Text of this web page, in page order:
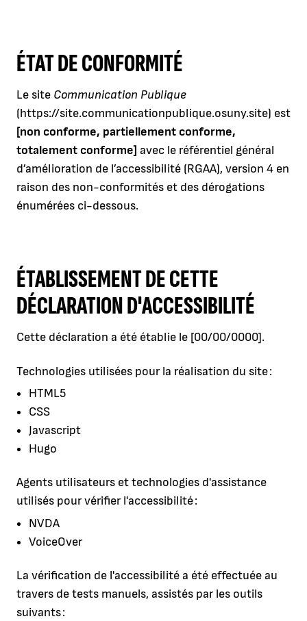
ÉTAT DE CONFORMITÉ
Le site Communication Publique
(https://site.communicationpublique.osuny.site) est
[non conforme, partiellement conforme,
totalement conforme] avec le référentiel général
d’amélioration de l’accessibilité (RGAA), version 4 en
raison des non-conformités et des dérogations
énumérées ci-dessous.
ÉTABLISSEMENT DE CETTE
DÉCLARATION D'ACCESSIBILITÉ
Cette déclaration a été établie le [00/00/0000].
Technologies utilisées pour la réalisation du site :
HTML5
CSS
Javascript
Hugo
Agents utilisateurs et technologies d'assistance
utilisés pour vérifier l'accessibilité :
NVDA
VoiceOver
La vérification de l'accessibilité a été effectuée au
travers de tests manuels, assistés par les outils
suivants :